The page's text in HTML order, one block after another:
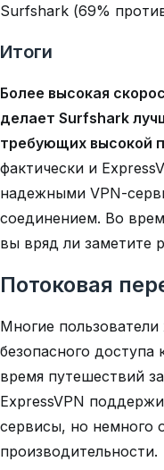
Surfshark (69%
Итоги
Более высокая
делает Surfshark
требующих высокой
фактически и
надежными VPN-
соединением. Во
вы вряд ли заметите
Потоковая
Многие
безопасного доступа
время путешествий
ExpressVPN
сервисы, но немного
производительности.